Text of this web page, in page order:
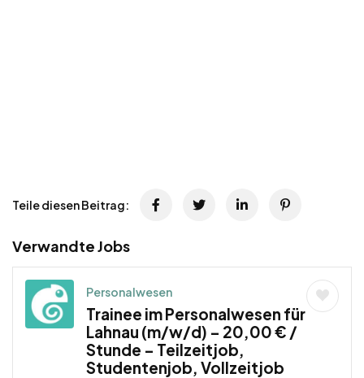
Teile diesen Beitrag:
Verwandte Jobs
Personalwesen
Trainee im Personalwesen für
Lahnau (m/w/d) – 20,00 € /
Stunde – Teilzeitjob,
Studentenjob, Vollzeitjob